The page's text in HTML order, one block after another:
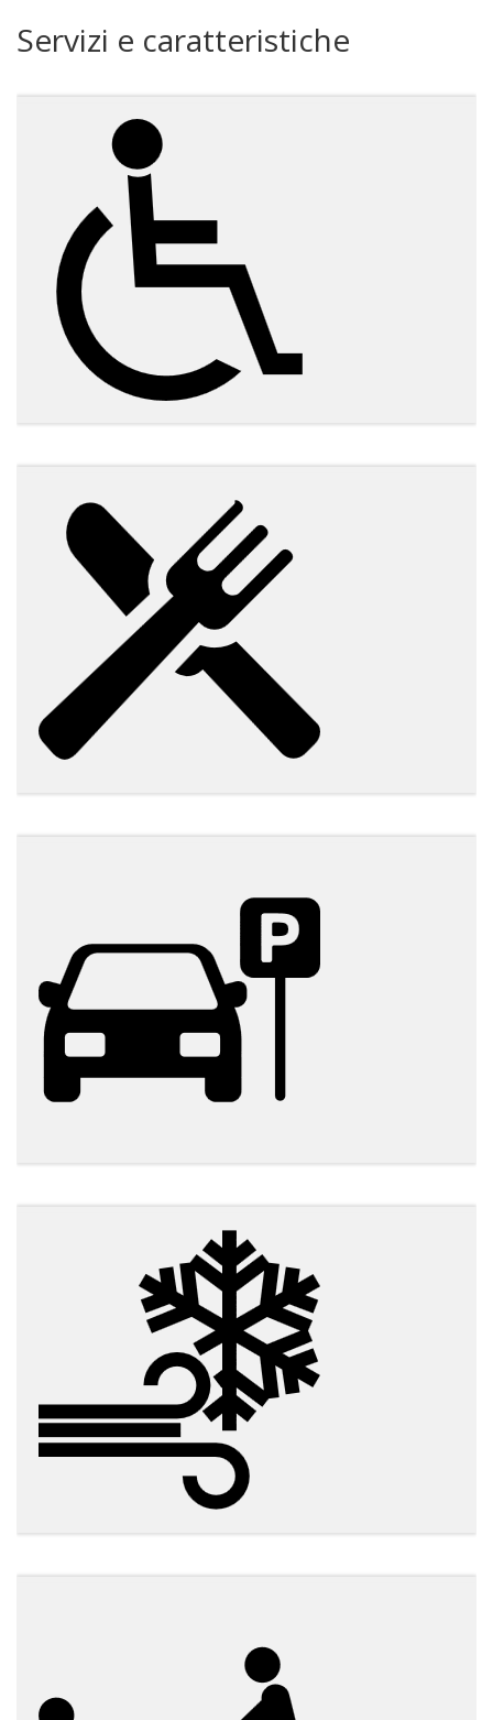
Servizi e caratteristiche